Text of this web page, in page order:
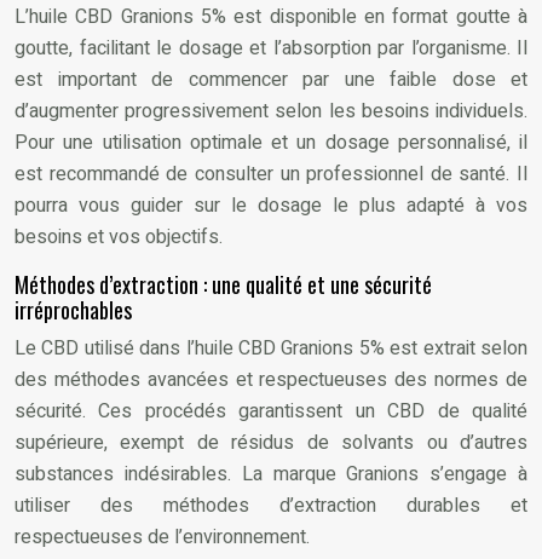
L’huile CBD Granions 5% est disponible en format goutte à
goutte, facilitant le dosage et l’absorption par l’organisme. Il
est important de commencer par une faible dose et
d’augmenter progressivement selon les besoins individuels.
Pour une utilisation optimale et un dosage personnalisé, il
est recommandé de consulter un professionnel de santé. Il
pourra vous guider sur le dosage le plus adapté à vos
besoins et vos objectifs.
Méthodes d’extraction : une qualité et une sécurité
irréprochables
Le CBD utilisé dans l’huile CBD Granions 5% est extrait selon
des méthodes avancées et respectueuses des normes de
sécurité. Ces procédés garantissent un CBD de qualité
supérieure, exempt de résidus de solvants ou d’autres
substances indésirables. La marque Granions s’engage à
utiliser des méthodes d’extraction durables et
respectueuses de l’environnement.